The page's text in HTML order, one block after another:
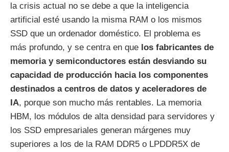
la crisis actual no se debe a que la inteligencia
artificial esté usando la misma RAM o los mismos
SSD que un ordenador doméstico. El problema es
más profundo, y se centra en que los fabricantes de
memoria y semiconductores están desviando su
capacidad de producción hacia los componentes
destinados a centros de datos y aceleradores de
IA, porque son mucho más rentables. La memoria
HBM, los módulos de alta densidad para servidores y
los SSD empresariales generan márgenes muy
superiores a los de la RAM DDR5 o LPDDR5X de